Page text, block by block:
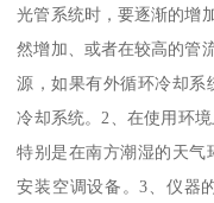
光管系统时，要逐渐的增
然增加、或者在较高的管
源，如果有外循环冷却系
冷却系统。2、在使用环
特别是在南方潮湿的天气
安装空调设备。3、仪器